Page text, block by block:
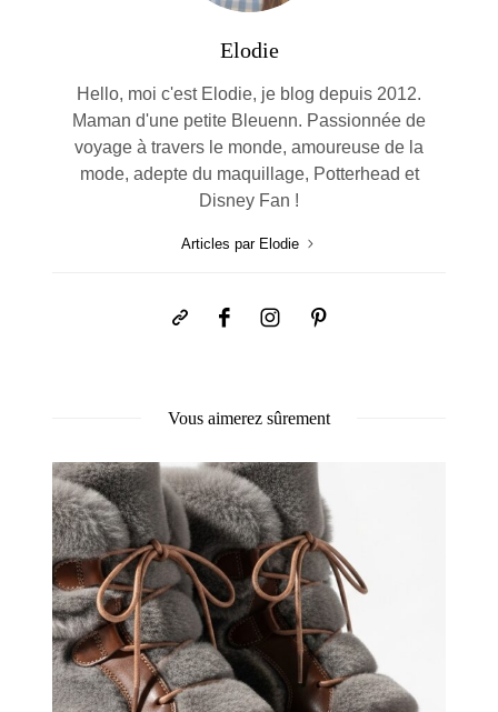
Elodie
Hello, moi c'est Elodie, je blog depuis 2012.
Maman d'une petite Bleuenn. Passionnée de
voyage à travers le monde, amoureuse de la
mode, adepte du maquillage, Potterhead et
Disney Fan !
Articles par Elodie
Vous aimerez sûrement